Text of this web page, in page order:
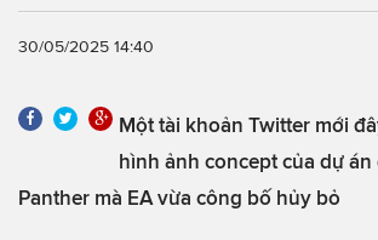
30/05/2025 14:40
Một tài khoản Twitter mới
hình ảnh concept của dự án
Panther mà EA vừa công bố hủy bỏ